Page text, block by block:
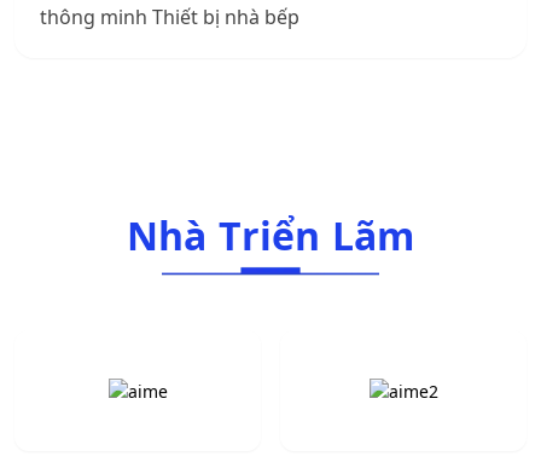
thông minh Thiết bị nhà bếp
Nhà Triển Lãm
Nhà Triển Lãm